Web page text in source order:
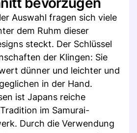
Auswahl fragen sich viele
dem Ruhm dieser
steckt. Der Schlüssel
der Klingen: Sie
dünner und leichter und
in der Hand.
ist Japans reiche
im Samurai-
Durch die Verwendung